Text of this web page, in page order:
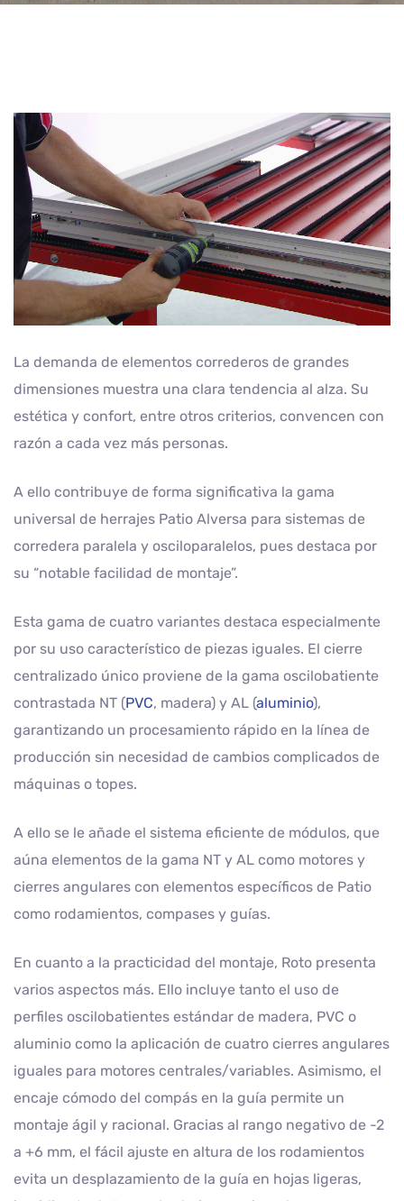
La demanda de elementos correderos de grandes
dimensiones muestra una clara tendencia al alza. Su
estética y confort, entre otros criterios, convencen con
razón a cada vez más personas.
A ello contribuye de forma significativa la gama
universal de herrajes Patio Alversa para sistemas de
corredera paralela y osciloparalelos, pues destaca por
su “notable facilidad de montaje”.
Esta gama de cuatro variantes destaca especialmente
por su uso característico de piezas iguales. El cierre
centralizado único proviene de la gama oscilobatiente
contrastada NT (PVC, madera) y AL (aluminio),
garantizando un procesamiento rápido en la línea de
producción sin necesidad de cambios complicados de
máquinas o topes.
A ello se le añade el sistema eficiente de módulos, que
aúna elementos de la gama NT y AL como motores y
cierres angulares con elementos específicos de Patio
como rodamientos, compases y guías.
En cuanto a la practicidad del montaje, Roto presenta
varios aspectos más. Ello incluye tanto el uso de
perfiles oscilobatientes estándar de madera, PVC o
aluminio como la aplicación de cuatro cierres angulares
iguales para motores centrales/variables. Asimismo, el
encaje cómodo del compás en la guía permite un
montaje ágil y racional. Gracias al rango negativo de -2
a +6 mm, el fácil ajuste en altura de los rodamientos
evita un desplazamiento de la guía en hojas ligeras,